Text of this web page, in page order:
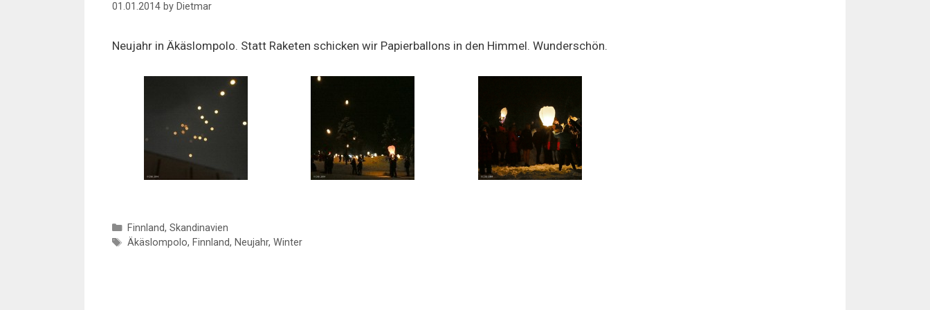
01.01.2014 by Dietmar
Neujahr in Äkäslompolo. Statt Raketen schicken wir Papierballons in den Himmel. Wunderschön.
Categories
Finnland, Skandinavien
Tags
Äkäslompolo, Finnland, Neujahr, Winter